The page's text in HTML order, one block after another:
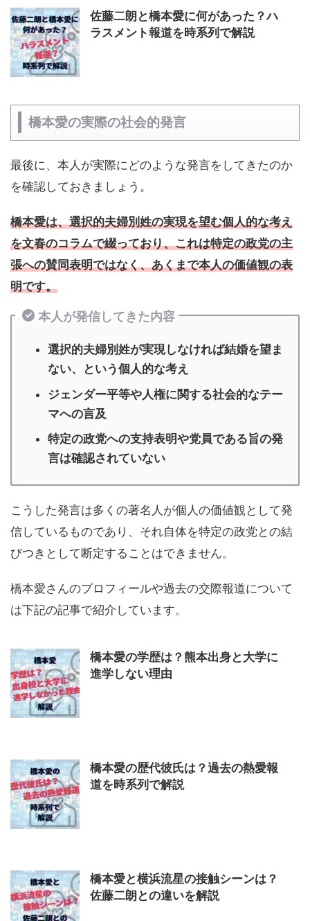
佐藤二朗と橋本愛に何があった？ハ
ラスメント報道を時系列で解説
橋本愛の実際の社会的発言
最後に、本人が実際にどのような発言をしてきたのか
を確認しておきましょう。
橋本愛は、選択的夫婦別姓の実現を望む個人的な考え
を文春のコラムで綴っており、これは特定の政党の主
張への賛同表明ではなく、あくまで本人の価値観の表
明です。
本人が発信してきた内容
選択的夫婦別姓が実現しなければ結婚を望ま
ない、という個人的な考え
ジェンダー平等や人権に関する社会的なテー
マへの言及
特定の政党への支持表明や党員である旨の発
言は確認されていない
こうした発言は多くの著名人が個人の価値観として発
信しているものであり、それ自体を特定の政党との結
びつきとして断定することはできません。
橋本愛さんのプロフィールや過去の交際報道について
は下記の記事で紹介しています。
橋本愛の学歴は？熊本出身と大学に
進学しない理由
橋本愛の歴代彼氏は？過去の熱愛報
道を時系列で解説
橋本愛と横浜流星の接触シーンは？
佐藤二朗との違いを解説